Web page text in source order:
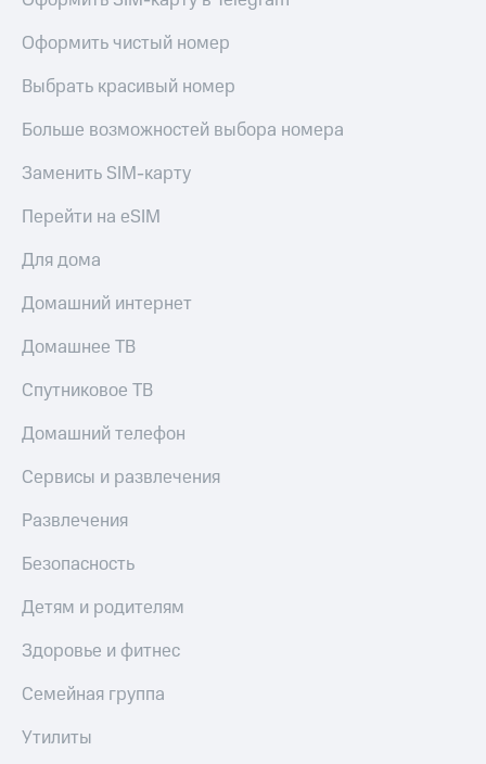
Оформить чистый номер
Выбрать красивый номер
Больше возможностей выбора номера
Заменить SIM-карту
Перейти на eSIM
Для дома
Домашний интернет
Домашнее ТВ
Спутниковое ТВ
Домашний телефон
Сервисы и развлечения
Развлечения
Безопасность
Детям и родителям
Здоровье и фитнес
Семейная группа
Утилиты